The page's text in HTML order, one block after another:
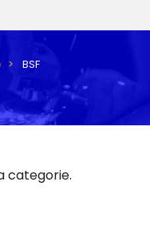
BSF
categorie.